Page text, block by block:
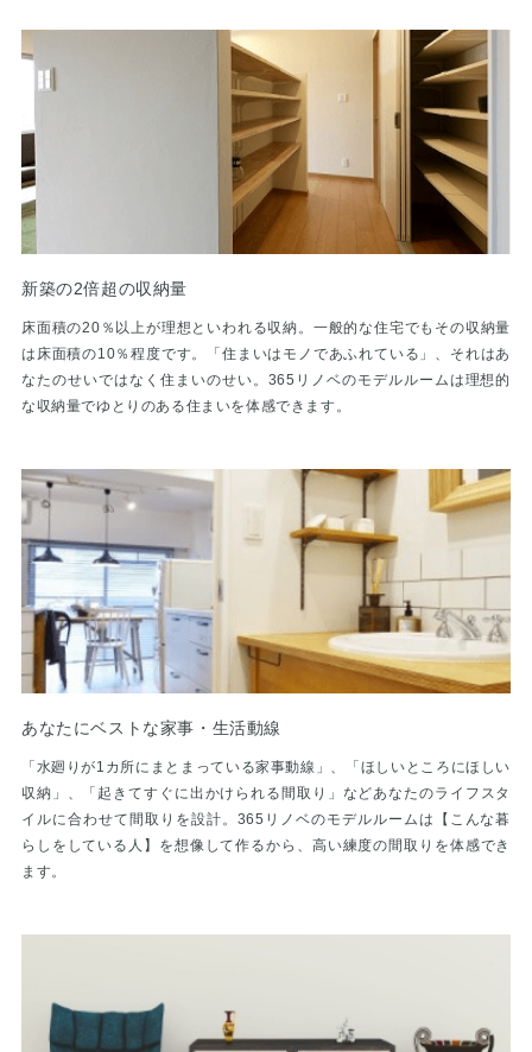
新築の2倍超の収納量
床面積の20％以上が理想といわれる収納。一般的な住宅でもその収納量
は床面積の10％程度です。「住まいはモノであふれている」、それはあ
なたのせいではなく住まいのせい。365リノベのモデルルームは理想的
な収納量でゆとりのある住まいを体感できます。
あなたにベストな家事・生活動線
「水廻りが1カ所にまとまっている家事動線」、「ほしいところにほしい
収納」、「起きてすぐに出かけられる間取り」などあなたのライフスタ
イルに合わせて間取りを設計。365リノベのモデルルームは【こんな暮
らしをしている人】を想像して作るから、高い練度の間取りを体感でき
ます。